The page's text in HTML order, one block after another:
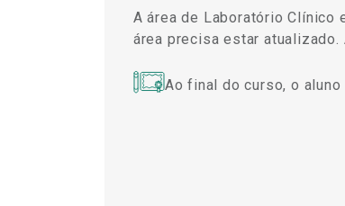
A área de Laboratório Clínico
área precisa estar
Ao final do curso, o